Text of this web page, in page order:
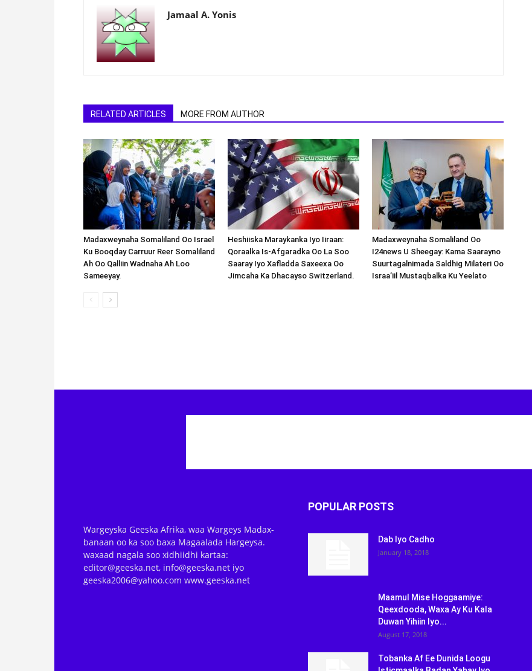
Jamaal A. Yonis
RELATED ARTICLES MORE FROM AUTHOR
Madaxweynaha Somaliland Oo Israel
Ku Booqday Carruur Reer Somaliland
Ah Oo Qalliin Wadnaha Ah Loo
Sameeyay.
Heshiiska Maraykanka Iyo Iiraan:
Qoraalka Is-Afgaradka Oo La Soo
Saaray Iyo Xafladda Saxeexa Oo
Jimcaha Ka Dhacayso Switzerland.
Madaxweynaha Somaliland Oo
I24news U Sheegay: Kama Saarayno
Suurtagalnimada Saldhig Milateri Oo
Israa’iil Mustaqbalka Ku Yeelato
Wargeyska Geeska Afrika, waa Wargeys Madax-
banaan oo ka soo baxa Magaalada Hargeysa.
waxaad nagala soo xidhiidhi kartaa:
editor@geeska.net, info@geeska.net iyo
geeska2006@yahoo.com www.geeska.net
POPULAR POSTS
Dab Iyo Cadho
January 18, 2018
Maamul Mise Hoggaamiye:
Qeexdooda, Waxa Ay Ku Kala
Duwan Yihiin Iyo...
August 17, 2018
Tobanka Af Ee Dunida Loogu